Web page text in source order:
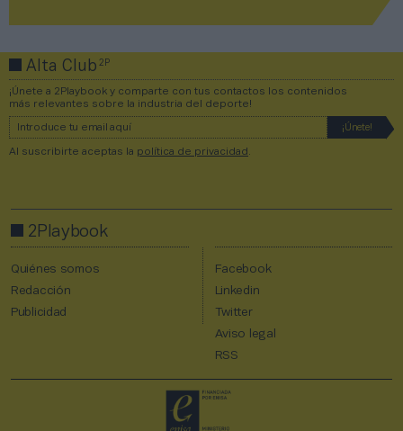
Alta Club2P
¡Únete a 2Playbook y comparte con tus contactos los contenidos
más relevantes sobre la industria del deporte!
Al suscribirte aceptas la política de privacidad
2Playbook
Quiénes somos
Redacción
Publicidad
Facebook
Linkedin
Twitter
Aviso legal
RSS